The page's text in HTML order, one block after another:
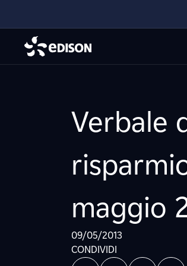
Verbale
maggio
09/05/2013
CONDIVIDI